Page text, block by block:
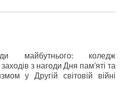
майбутнього: коледж
з нагоди Дня пам’яті та
у Другій світовій війні